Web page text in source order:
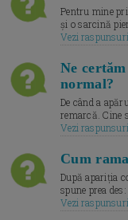
Pentru mine
și o sarcină
Vezi raspunsuri
Ne
normal?
De când a
remarcă. Cine
Vezi raspunsuri
Cum
După apariția
spune prea
Vezi raspunsuri